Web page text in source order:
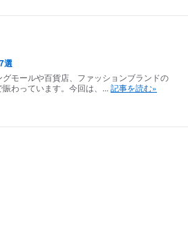
選
モールや百貨店、ファッションブランドの
わっています。今回は、... 記事を読む»